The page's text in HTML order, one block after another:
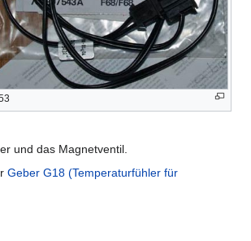
und das Magnetventil.
Geber G18 (Temperaturfühler für